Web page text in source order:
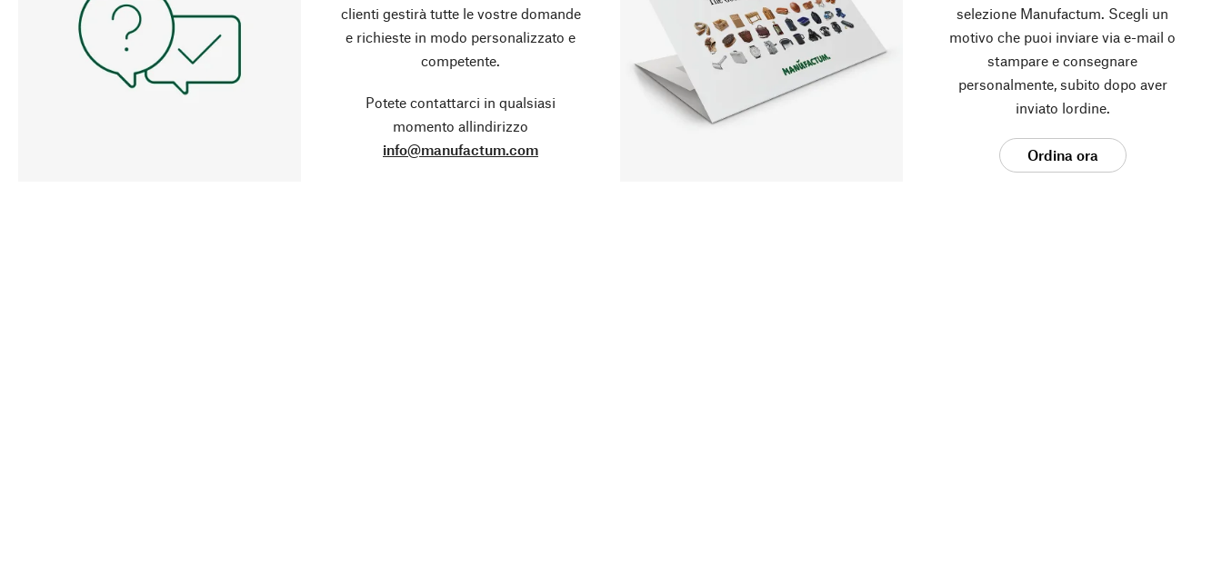
clienti gestirà tutte le vostre domande
e richieste in modo personalizzato e
competente.
Potete contattarci in qualsiasi
momento allindirizzo
info@manufactum.com
selezione Manufactum. Scegli un
motivo che puoi inviare via e-mail o
stampare e consegnare
personalmente, subito dopo aver
inviato lordine.
Ordina ora